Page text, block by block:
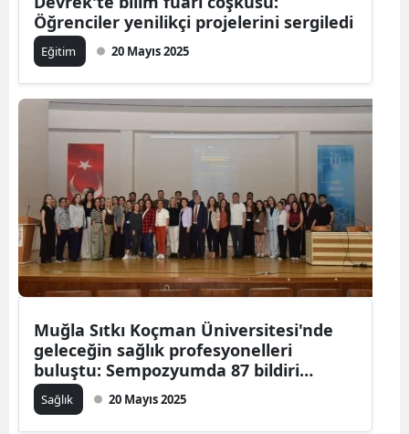
Öğrenciler yenilikçi projelerini sergiledi
Eğitim 20 Mayıs 2025
Muğla Sıtkı Koçman Üniversitesi'nde
geleceğin sağlık profesyonelleri
buluştu: Sempozyumda 87 bildiri
sunuldu!
Sağlık 20 Mayıs 2025